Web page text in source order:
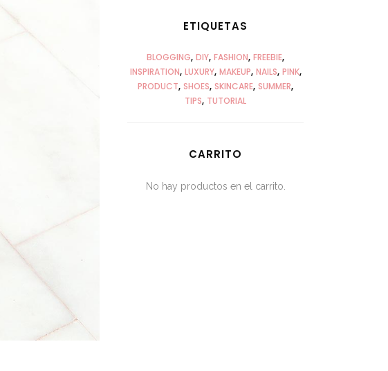
ETIQUETAS
BLOGGING DIY FASHION FREEBIE
INSPIRATION LUXURY MAKEUP NAILS PINK
PRODUCT SHOES SKINCARE SUMMER
TIPS TUTORIAL
CARRITO
No hay productos en el carrito.